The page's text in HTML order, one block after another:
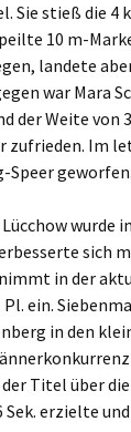
Sie stieß die 4
10 m-
landete
war Mara
der Weite von
zufrieden. Im
Speer geworfen.
wurde
sich
in der
ein.
in den
Titel über
erzielte